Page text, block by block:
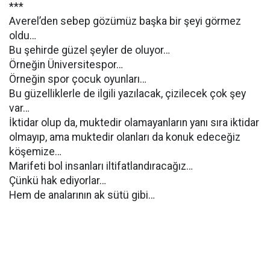
***
Averel’den sebep gözümüz başka bir şeyi görmez
oldu…
Bu şehirde güzel şeyler de oluyor…
Örneğin Üniversitespor…
Örneğin spor çocuk oyunları…
Bu güzelliklerle de ilgili yazılacak, çizilecek çok şey
var…
İktidar olup da, muktedir olamayanların yanı sıra iktidar
olmayıp, ama muktedir olanları da konuk edeceğiz
köşemize…
Marifeti bol insanları iltifatlandıracağız…
Çünkü hak ediyorlar…
Hem de analarının ak sütü gibi…